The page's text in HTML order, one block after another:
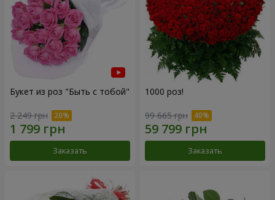
Букет из роз "Быть с тобой"
2 249 грн
Заказать
1000 роз!
99 665 грн
Заказать